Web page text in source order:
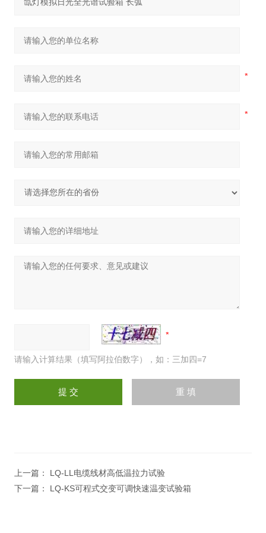
请输入计算结果（填写阿拉伯数字），如：三加四=7
上一篇： LQ-LL电缆线材高低温拉力试验
下一篇： LQ-KS可程式交变可调快速温变试验箱